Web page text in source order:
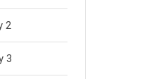
2
3